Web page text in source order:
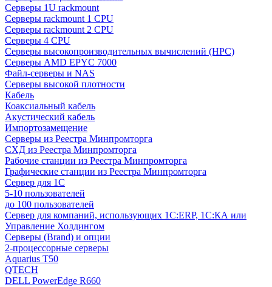
Серверы 1U rackmount
Серверы rackmount 1 CPU
Серверы rackmount 2 CPU
Серверы 4 CPU
Серверы высокопроизводительных вычислений (HPC)
Серверы AMD EPYC 7000
Файл-серверы и NAS
Серверы высокой плотности
Кабель
Коаксиальный кабель
Акустический кабель
Импортозамещение
Серверы из Реестра Минпромторга
СХД из Реестра Минпромторга
Рабочие станции из Реестра Минпромторга
Графические станции из Реестра Минпромторга
Сервер для 1С
5-10 пользователей
до 100 пользователей
Сервер для компаний, использующих 1C:ERP, 1С:КА или
Управление Холдингом
Серверы (Brand) и опции
2-процессорные серверы
Aquarius T50
QTECH
DELL PowerEdge R660